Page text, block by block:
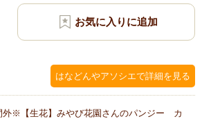
はなどんやアソシエで詳細を見る
※【生花】みやび花園さんのパンジー カ